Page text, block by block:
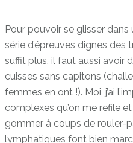
Pour pouvoir se glisser
série d’épreuves dignes des
suffit plus, il faut aussi avoir
cuisses sans capitons
femmes en ont !). Moi, j’ai
complexes qu’on me refile
gommer à coups de rouler-
lymphatiques font bien